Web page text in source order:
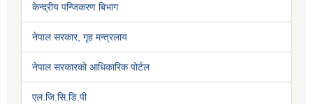
केन्द्रीय पन्जिकरण बिभाग
नेपाल सरकार, गृह मन्त्रलाय
नेपाल सरकारको आधिकारिक पोर्टल
एल.जि.सि.डि.पी